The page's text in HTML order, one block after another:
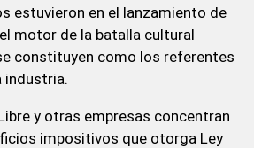
estuvieron en el lanzamiento de
motor de la batalla cultural
constituyen como los referentes
industria.
y otras empresas concentran
impositivos que otorga Ley